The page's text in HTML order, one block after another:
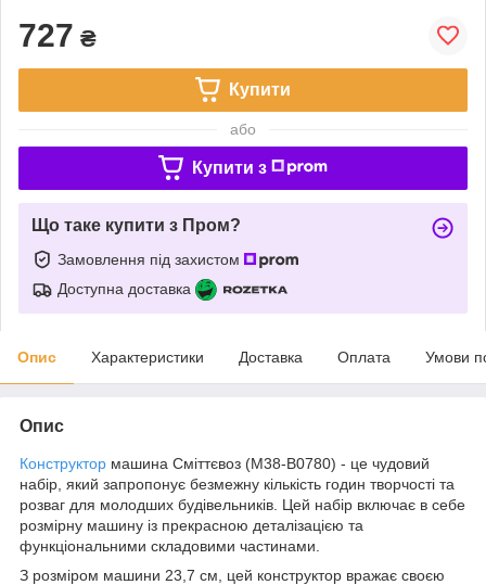
727 ₴
Купити
або
Купити з
Що таке купити з Пром?
Замовлення під захистом
Доступна доставка
Опис Характеристики Доставка Оплата Умови
Опис
Конструктор машина Сміттєвоз (M38-B0780) - це чудовий
набір, який запропонує безмежну кількість годин творчості та
розваг для молодших будівельників. Цей набір включає в себе
розмірну машину із прекрасною деталізацією та
функціональними складовими частинами.
З розміром машини 23,7 см, цей конструктор вражає своєю